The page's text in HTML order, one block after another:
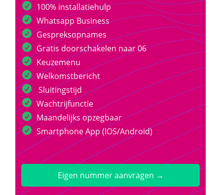
100% installatiehulp
Whatsapp Business
Gespreksopnames
Gratis doorschakelen naar 06
Keuzemenu
Welkomstbericht
Sluitingstijd
Wachtrijfunctie
Maandelijks opzegbaar
Smartphone App (IOS/Android)
Eigen nummer aanvragen →